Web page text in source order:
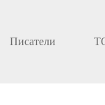
Писатели